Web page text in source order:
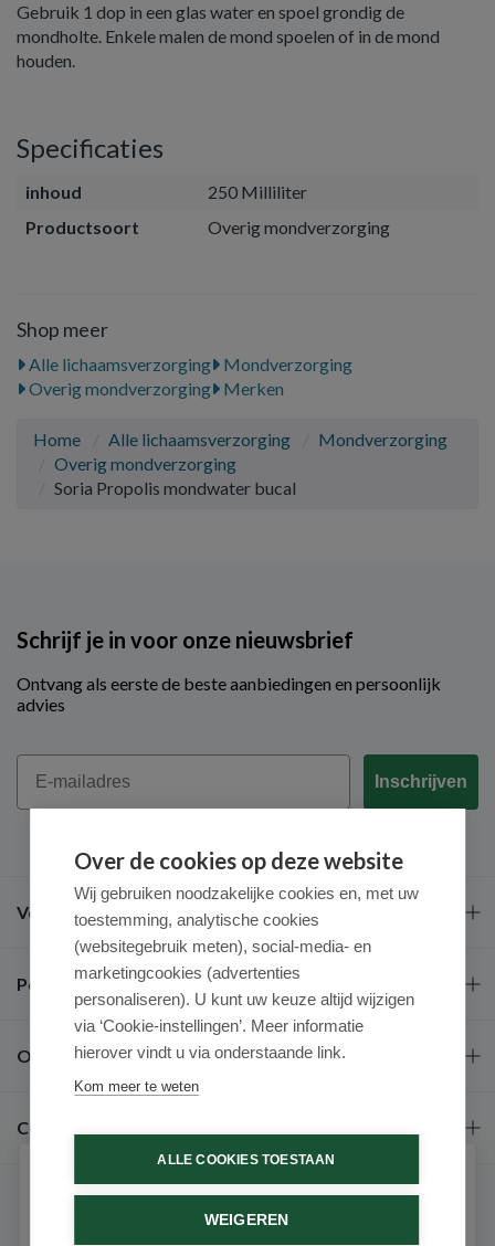
Gebruik 1 dop in een glas water en spoel grondig de
mondholte. Enkele malen de mond spoelen of in de mond
houden.
Specificaties
inhoud
250 Milliliter
Productsoort
Overig mondverzorging
Shop meer
Alle lichaamsverzorging
Mondverzorging
Overig mondverzorging
Merken
Home Alle lichaamsverzorging
Mondverzorging
Overig mondverzorging
Soria Propolis mondwater bucal
Schrijf je in voor onze nieuwsbrief
Ontvang als eerste de beste aanbiedingen en persoonlijk
advies
Email
Inschrijven
Veel gestelde vragen
Populaire merken
Over ons
Contact
Over de cookies op deze website
Wij gebruiken noodzakelijke cookies en, met uw
toestemming, analytische cookies
(websitegebruik meten), social-media- en
marketingcookies (advertenties
personaliseren). U kunt uw keuze altijd wijzigen
via ‘Cookie-instellingen’. Meer informatie
hierover vindt u via onderstaande link.
Kom meer te weten
ALLE COOKIES TOESTAAN
WEIGEREN
Schrijf je in voor onze nieuwsbrief
Ontvang als eerste de beste aanbiedingen en persoonlijk